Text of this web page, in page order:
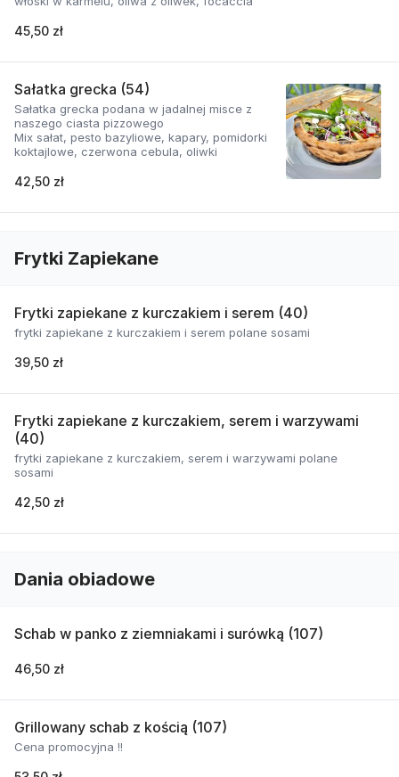
45,50 zł
Sałatka grecka (54)
Sałatka grecka podana w jadalnej misce z
naszego ciasta pizzowego
Mix sałat, pesto bazyliowe, kapary, pomidorki
koktajlowe, czerwona cebula, oliwki
42,50 zł
Frytki Zapiekane
Frytki zapiekane z kurczakiem i serem (40)
frytki zapiekane z kurczakiem i serem polane sosami
39,50 zł
Frytki zapiekane z kurczakiem, serem i warzywami
(40)
frytki zapiekane z kurczakiem, serem i warzywami polane
sosami
42,50 zł
Dania obiadowe
Schab w panko z ziemniakami i surówką (107)
46,50 zł
Grillowany schab z kością (107)
Cena promocyjna !!